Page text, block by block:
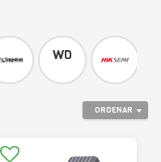
WD
ORDENAR